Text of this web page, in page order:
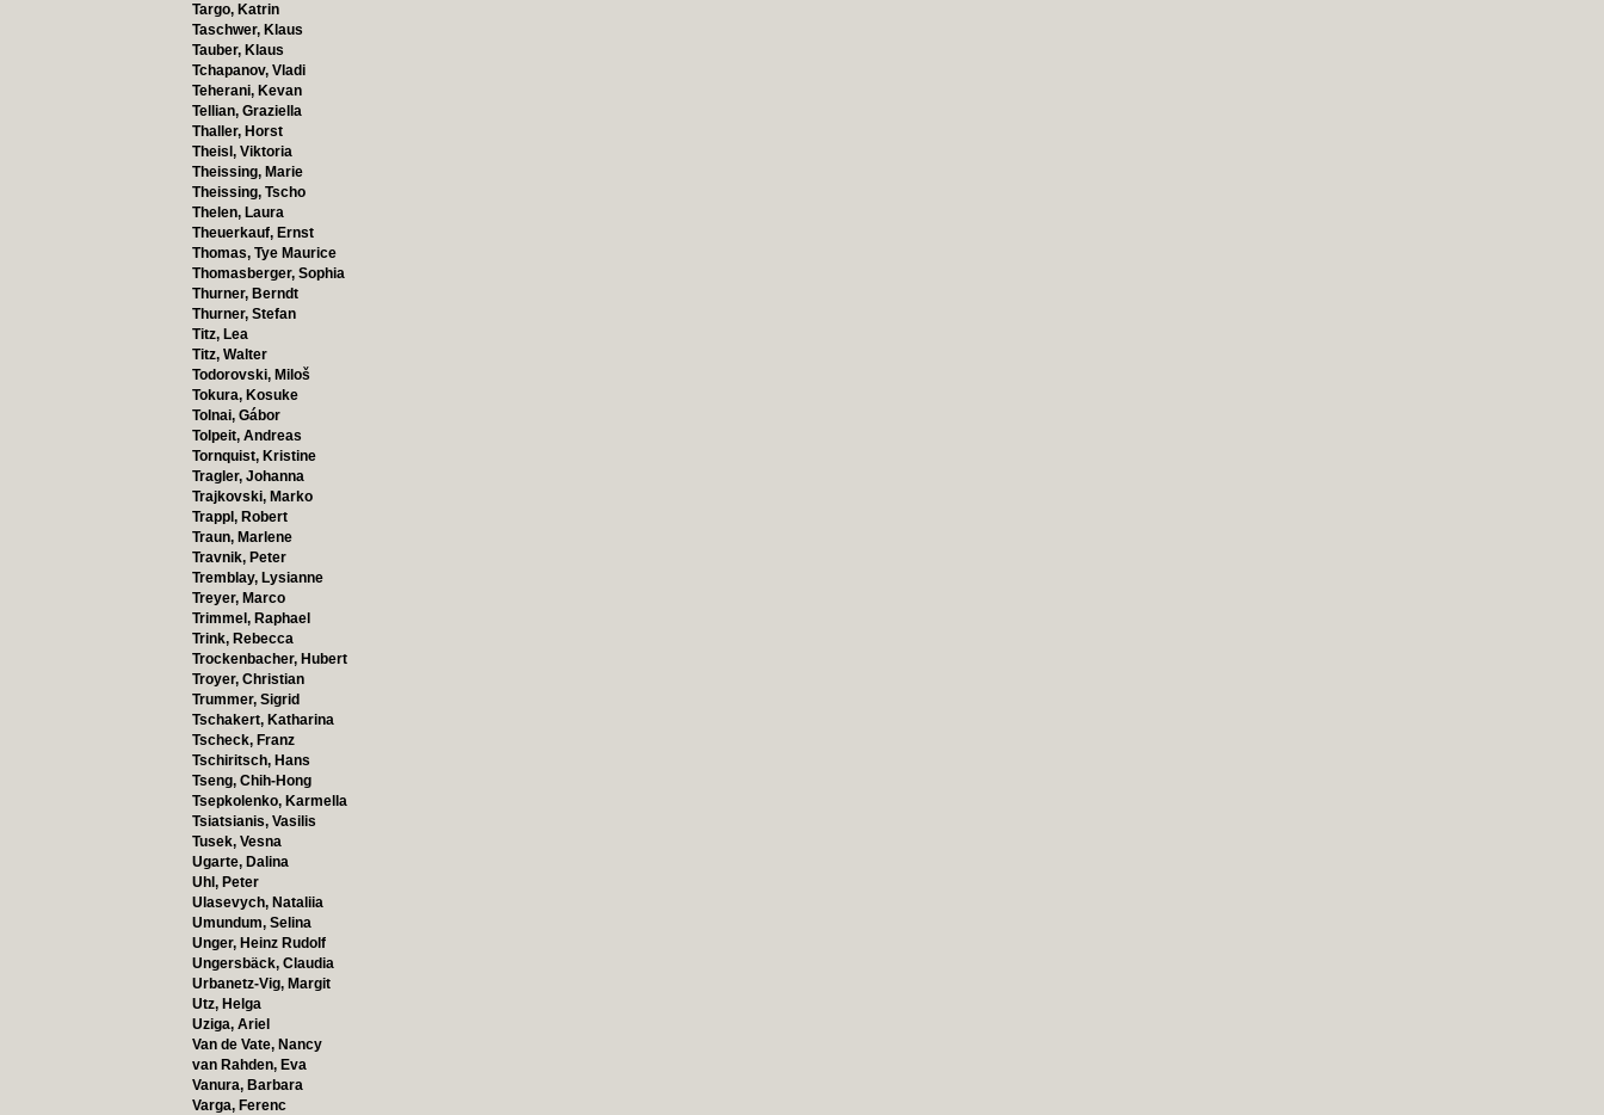
Targo, Katrin
Taschwer, Klaus
Tauber, Klaus
Tchapanov, Vladi
Teherani, Kevan
Tellian, Graziella
Thaller, Horst
Theisl, Viktoria
Theissing, Marie
Theissing, Tscho
Thelen, Laura
Theuerkauf, Ernst
Thomas, Tye Maurice
Thomasberger, Sophia
Thurner, Berndt
Thurner, Stefan
Titz, Lea
Titz, Walter
Todorovski, Miloš
Tokura, Kosuke
Tolnai, Gábor
Tolpeit, Andreas
Tornquist, Kristine
Tragler, Johanna
Trajkovski, Marko
Trappl, Robert
Traun, Marlene
Travnik, Peter
Tremblay, Lysianne
Treyer, Marco
Trimmel, Raphael
Trink, Rebecca
Trockenbacher, Hubert
Troyer, Christian
Trummer, Sigrid
Tschakert, Katharina
Tscheck, Franz
Tschiritsch, Hans
Tseng, Chih-Hong
Tsepkolenko, Karmella
Tsiatsianis, Vasilis
Tusek, Vesna
Ugarte, Dalina
Uhl, Peter
Ulasevych, Nataliia
Umundum, Selina
Unger, Heinz Rudolf
Ungersbäck, Claudia
Urbanetz-Vig, Margit
Utz, Helga
Uziga, Ariel
Van de Vate, Nancy
van Rahden, Eva
Vanura, Barbara
Varga, Ferenc